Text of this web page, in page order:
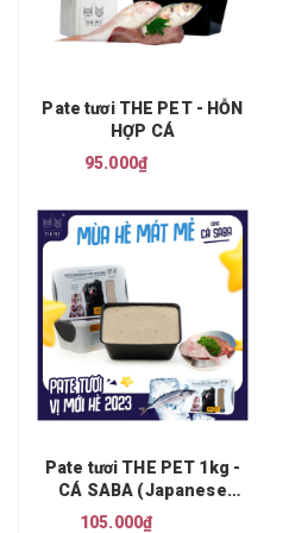
Pate tươi THE PET - HỖN
HỢP CÁ
95.000₫
Pate tươi THE PET 1kg -
CÁ SABA (Japanese
mackerel)
105.000₫